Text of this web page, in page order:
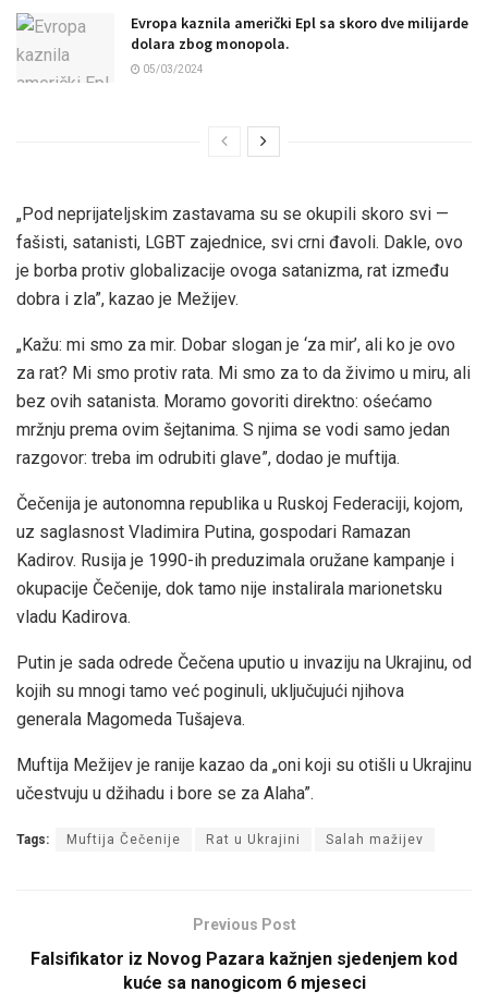
Evropa kaznila američki Epl sa skoro dve milijarde
dolara zbog monopola.
05/03/2024
„Pod neprijateljskim zastavama su se okupili skoro svi —
fašisti, satanisti, LGBT zajednice, svi crni đavoli. Dakle, ovo
je borba protiv globalizacije ovoga satanizma, rat između
dobra i zla”, kazao je Mežijev.
„Kažu: mi smo za mir. Dobar slogan je ‘za mir’, ali ko je ovo
za rat? Mi smo protiv rata. Mi smo za to da živimo u miru, ali
bez ovih satanista. Moramo govoriti direktno: ośećamo
mržnju prema ovim šejtanima. S njima se vodi samo jedan
razgovor: treba im odrubiti glave”, dodao je muftija.
Čečenija je autonomna republika u Ruskoj Federaciji, kojom,
uz saglasnost Vladimira Putina, gospodari Ramazan
Kadirov. Rusija je 1990-ih preduzimala oružane kampanje i
okupacije Čečenije, dok tamo nije instalirala marionetsku
vladu Kadirova.
Putin je sada odrede Čečena uputio u invaziju na Ukrajinu, od
kojih su mnogi tamo već poginuli, uključujući njihova
generala Magomeda Tušajeva.
Muftija Mežijev je ranije kazao da „oni koji su otišli u Ukrajinu
učestvuju u džihadu i bore se za Alaha”.
Tags: Muftija Čečenije Rat u Ukrajini Salah mažijev
Previous Post
Falsifikator iz Novog Pazara kažnjen sjedenjem kod
kuće sa nanogicom 6 mjeseci